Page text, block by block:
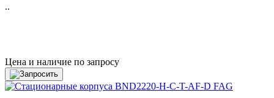
..
Цена и наличие по запросу